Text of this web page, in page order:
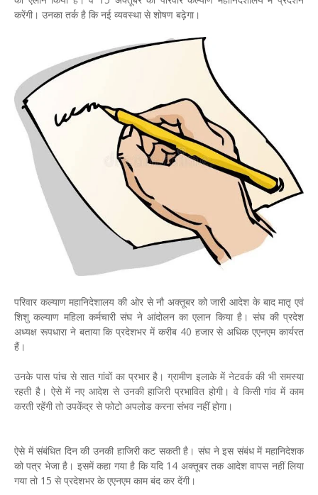
करेंगी। उनका तर्क है कि नई व्यवस्था से शोषण बढ़ेगा।
परिवार कल्याण महानिदेशालय की ओर से नौ अक्तूबर को जारी आदेश के बाद मातृ एवं
शिशु कल्याण महिला कर्मचारी संघ ने आंदोलन का एलान किया है। संघ की प्रदेश
अध्यक्ष रूपधारा ने बताया कि प्रदेशभर में करीब 40 हजार से अधिक एएनएम कार्यरत
हैं।
उनके पास पांच से सात गांवों का प्रभार है। ग्रामीण इलाके में नेटवर्क की भी समस्या
रहती है। ऐसे में नए आदेश से उनकी हाजिरी प्रभावित होगी। वे किसी गांव में काम
करती रहेंगी तो उपकेंद्र से फोटो अपलोड करना संभव नहीं होगा।
ऐसे में संबंधित दिन की उनकी हाजिरी कट सकती है। संघ ने इस संबंध में महानिदेशक
को पत्र भेजा है। इसमें कहा गया है कि यदि 14 अक्तूबर तक आदेश वापस नहीं लिया
गया तो 15 से प्रदेशभर के एएनएम काम बंद कर देंगी।